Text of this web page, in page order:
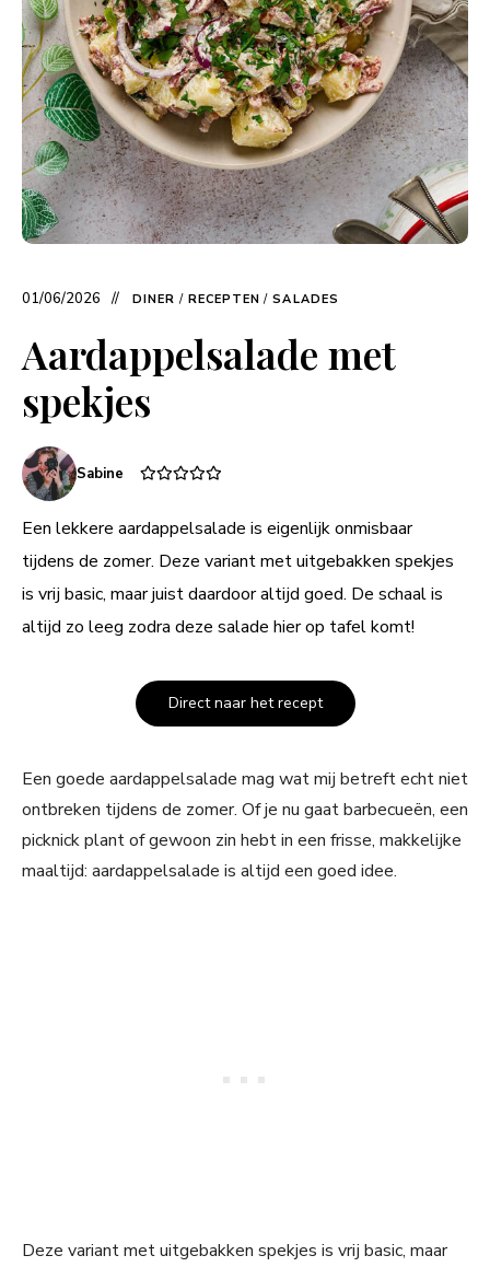
01/06/2026 DINER / RECEPTEN / SALADES
Aardappelsalade met
spekjes
Sabine
Een lekkere aardappelsalade is eigenlijk onmisbaar
tijdens de zomer. Deze variant met uitgebakken spekjes
is vrij basic, maar juist daardoor altijd goed. De schaal is
altijd zo leeg zodra deze salade hier op tafel komt!
Direct naar het recept
Een goede aardappelsalade mag wat mij betreft echt niet
ontbreken tijdens de zomer. Of je nu gaat barbecueën, een
picknick plant of gewoon zin hebt in een frisse, makkelijke
maaltijd: aardappelsalade is altijd een goed idee.
Deze variant met uitgebakken spekjes is vrij basic, maar